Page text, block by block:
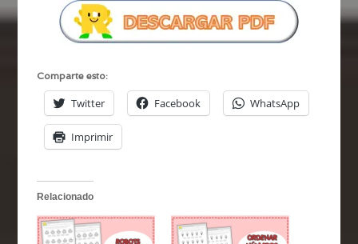
Comparte esto:
Twitter Facebook WhatsApp
Imprimir
Relacionado